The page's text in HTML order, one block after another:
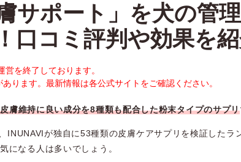
サポート」を犬の管
口コミ評判や効果を
を終了しております。
ります。最新情報は各公式サイトをご確認ください。
膚維持に良い成分を8種類も配合した粉末タイプのサプリ
INUNAVIが独自に53種類の皮膚ケアサプリを検証したラ
になる人は多いでしょう。